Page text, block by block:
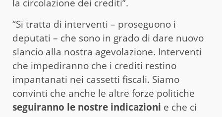
la circolazione dei crediti”.
“Si tratta di interventi – proseguono i
deputati – che sono in grado di dare nuovo
slancio alla nostra agevolazione. Interventi
che impediranno che i crediti restino
impantanati nei cassetti fiscali. Siamo
convinti che anche le altre forze politiche
seguiranno le nostre indicazioni e che ci